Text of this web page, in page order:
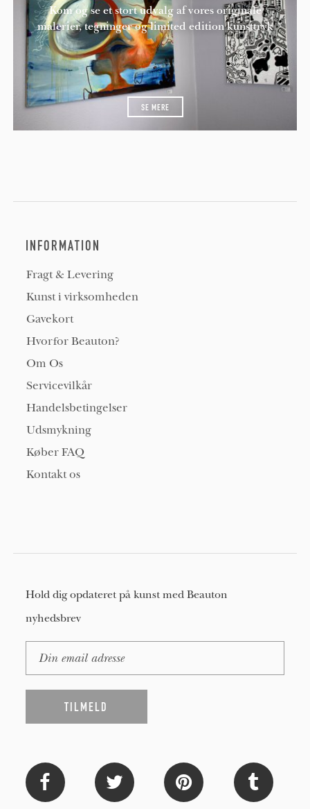
Kom og se et stort udvalg af vores originale
malerier, tegninger og limited edition kunsttryk
SE MERE
INFORMATION
Fragt & Levering
Kunst i virksomheden
Gavekort
Hvorfor Beauton?
Om Os
Servicevilkår
Handelsbetingelser
Udsmykning
Køber FAQ
Kontakt os
Hold dig opdateret på kunst med Beauton
nyhedsbrev